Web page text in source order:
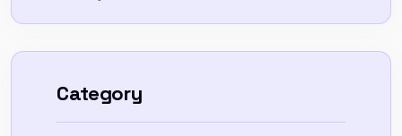
Category